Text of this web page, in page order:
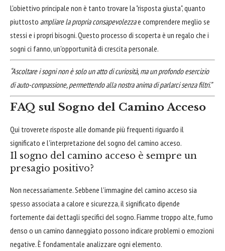
L'obiettivo principale non è tanto trovare la "risposta giusta", quanto
piuttosto ampliare la propria consapevolezzae comprendere meglio se
stessi e i propri bisogni. Questo processo di scoperta è un regalo che i
sogni ci fanno, un'opportunità di crescita personale.
“Ascoltare i sogni non è solo un atto di curiosità, ma un profondo esercizio
di auto-compassione, permettendo alla nostra anima di parlarci senza filtri.”
FAQ sul Sogno del Camino Acceso
Qui troverete risposte alle domande più frequenti riguardo il
significato e l'interpretazione del sogno del camino acceso.
Il sogno del camino acceso è sempre un
presagio positivo?
Non necessariamente. Sebbene l'immagine del camino acceso sia
spesso associata a calore e sicurezza, il significato dipende
fortemente dai dettagli specifici del sogno. Fiamme troppo alte, fumo
denso o un camino danneggiato possono indicare problemi o emozioni
negative. È fondamentale analizzare ogni elemento.